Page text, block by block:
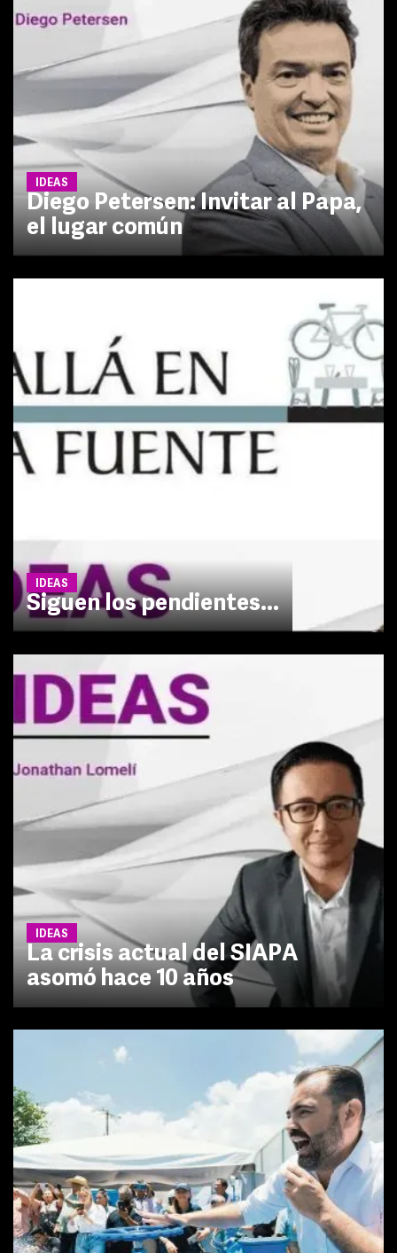
IDEAS
Diego Petersen: Invitar al Papa,
el lugar común
IDEAS
Siguen los pendientes...
IDEAS
La crisis actual del SIAPA
asomó hace 10 años